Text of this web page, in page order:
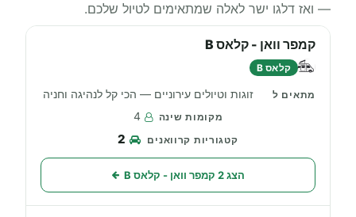
— ואז דלגו ישר לאלה שמתאימים לטיול שלכם.
קמפר וואן - קלאס B
קלאס B
זוגות וטיולים עירוניים — הכי קל לנהיגה וחניה
4
2
הצג 2 קמפר וואן - קלאס B